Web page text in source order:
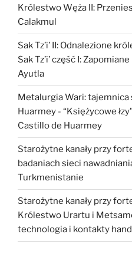
Królestwo Węża II:
Calakmul
Sak Tz’i’ II: Odnalezione
Sak Tz’i’ część I:
Ayutla
Metalurgia Wari: tajemnica
Huarmey - “Księżycowe
Castillo de Huarmey
Starożytne kanały przy
badaniach sieci
Turkmenistanie
Starożytne kanały przy
Królestwo Urartu i
technologia i kontakty